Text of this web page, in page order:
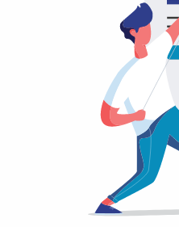
Cookie Consent Manager /
– Die Consent-Lösung für
zu Themen die mit
in Verbindung stehen.